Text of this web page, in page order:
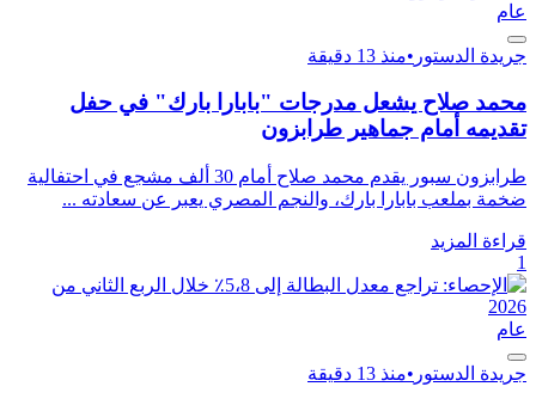
عام
جريدة الدستور •منذ 13 دقيقة
محمد صلاح يشعل مدرجات "بابارا بارك" في حفل
تقديمه أمام جماهير طرابزون
طرابزون سبور يقدم محمد صلاح أمام 30 ألف مشجع في احتفالية
ضخمة بملعب بابارا بارك، والنجم المصري يعبر عن سعادته ...
قراءة المزيد
1
عام
جريدة الدستور •منذ 13 دقيقة